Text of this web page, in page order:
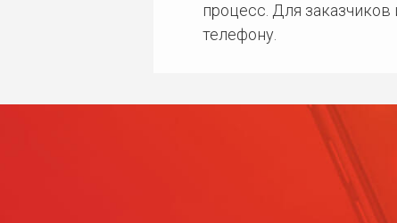
процесс. Для
телефону.